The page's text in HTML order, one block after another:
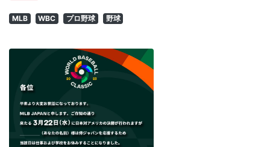
MLB WBC プロ野球 野球